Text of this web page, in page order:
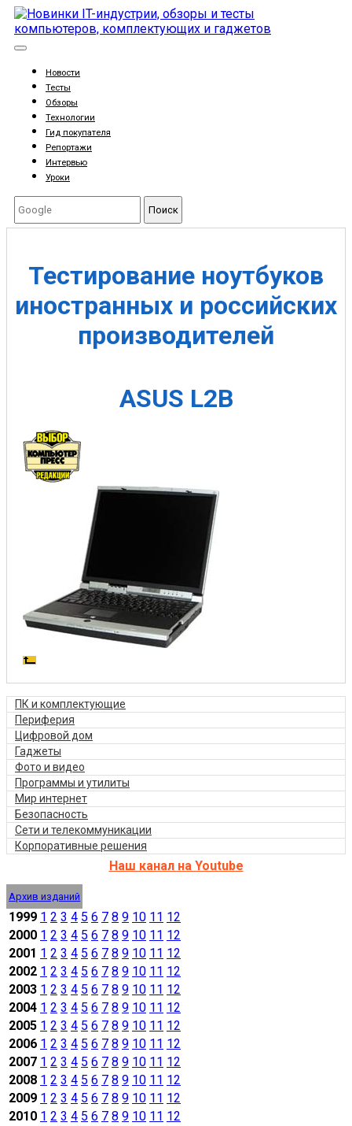
Новости
Тесты
Обзоры
Технологии
Гид покупателя
Репортажи
Интервью
Уроки
Поиск
Тестирование ноутбуков
иностранных и российских
производителей
ASUS L2B
ПК и комплектующие
Периферия
Цифровой дом
Гаджеты
Фото и видео
Программы и утилиты
Мир интернет
Безопасность
Сети и телекоммуникации
Корпоративные решения
Наш канал на Youtube
Архив изданий
1999 1 2 3 4 5 6 7 8 9 10 11 12
2000 1 2 3 4 5 6 7 8 9 10 11 12
2001 1 2 3 4 5 6 7 8 9 10 11 12
2002 1 2 3 4 5 6 7 8 9 10 11 12
2003 1 2 3 4 5 6 7 8 9 10 11 12
2004 1 2 3 4 5 6 7 8 9 10 11 12
2005 1 2 3 4 5 6 7 8 9 10 11 12
2006 1 2 3 4 5 6 7 8 9 10 11 12
2007 1 2 3 4 5 6 7 8 9 10 11 12
2008 1 2 3 4 5 6 7 8 9 10 11 12
2009 1 2 3 4 5 6 7 8 9 10 11 12
2010 1 2 3 4 5 6 7 8 9 10 11 12